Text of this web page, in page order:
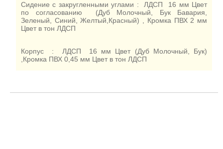
ШКАФЫ В РАЗДЕВАЛКУ
ДЛЯ ДЕТСКОГО САДА (39)
ШКАФЫ ДЛЯ ПОЛОТЕНЕЦ
СТЕЛЛАЖИ И СТЕНКИ
(43)
УГОЛКИ ПРИРОДЫ ИЗО
Сидение с закругленными углами : ЛДСП 16 мм Цвет
по согласованию (Дуб Молочный, Бук Бавария,
Зеленый, Синий, Желтый,Красный) , Кромка ПВХ 2 мм
Цвет в тон ЛДСП
Корпус : ЛДСП 16 мм Цвет (Дуб Молочный, Бук)
,Кромка ПВХ 0,45 мм Цвет в тон ЛДСП